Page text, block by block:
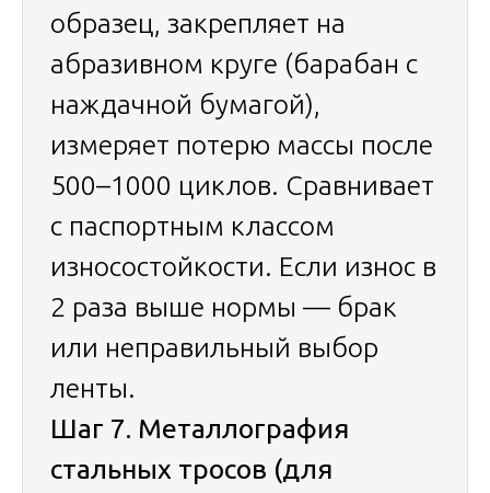
образец, закрепляет на
абразивном круге (барабан с
наждачной бумагой),
измеряет потерю массы после
500–1000 циклов. Сравнивает
с паспортным классом
износостойкости. Если износ в
2 раза выше нормы — брак
или неправильный выбор
ленты.
Шаг 7. Металлография
стальных тросов (для